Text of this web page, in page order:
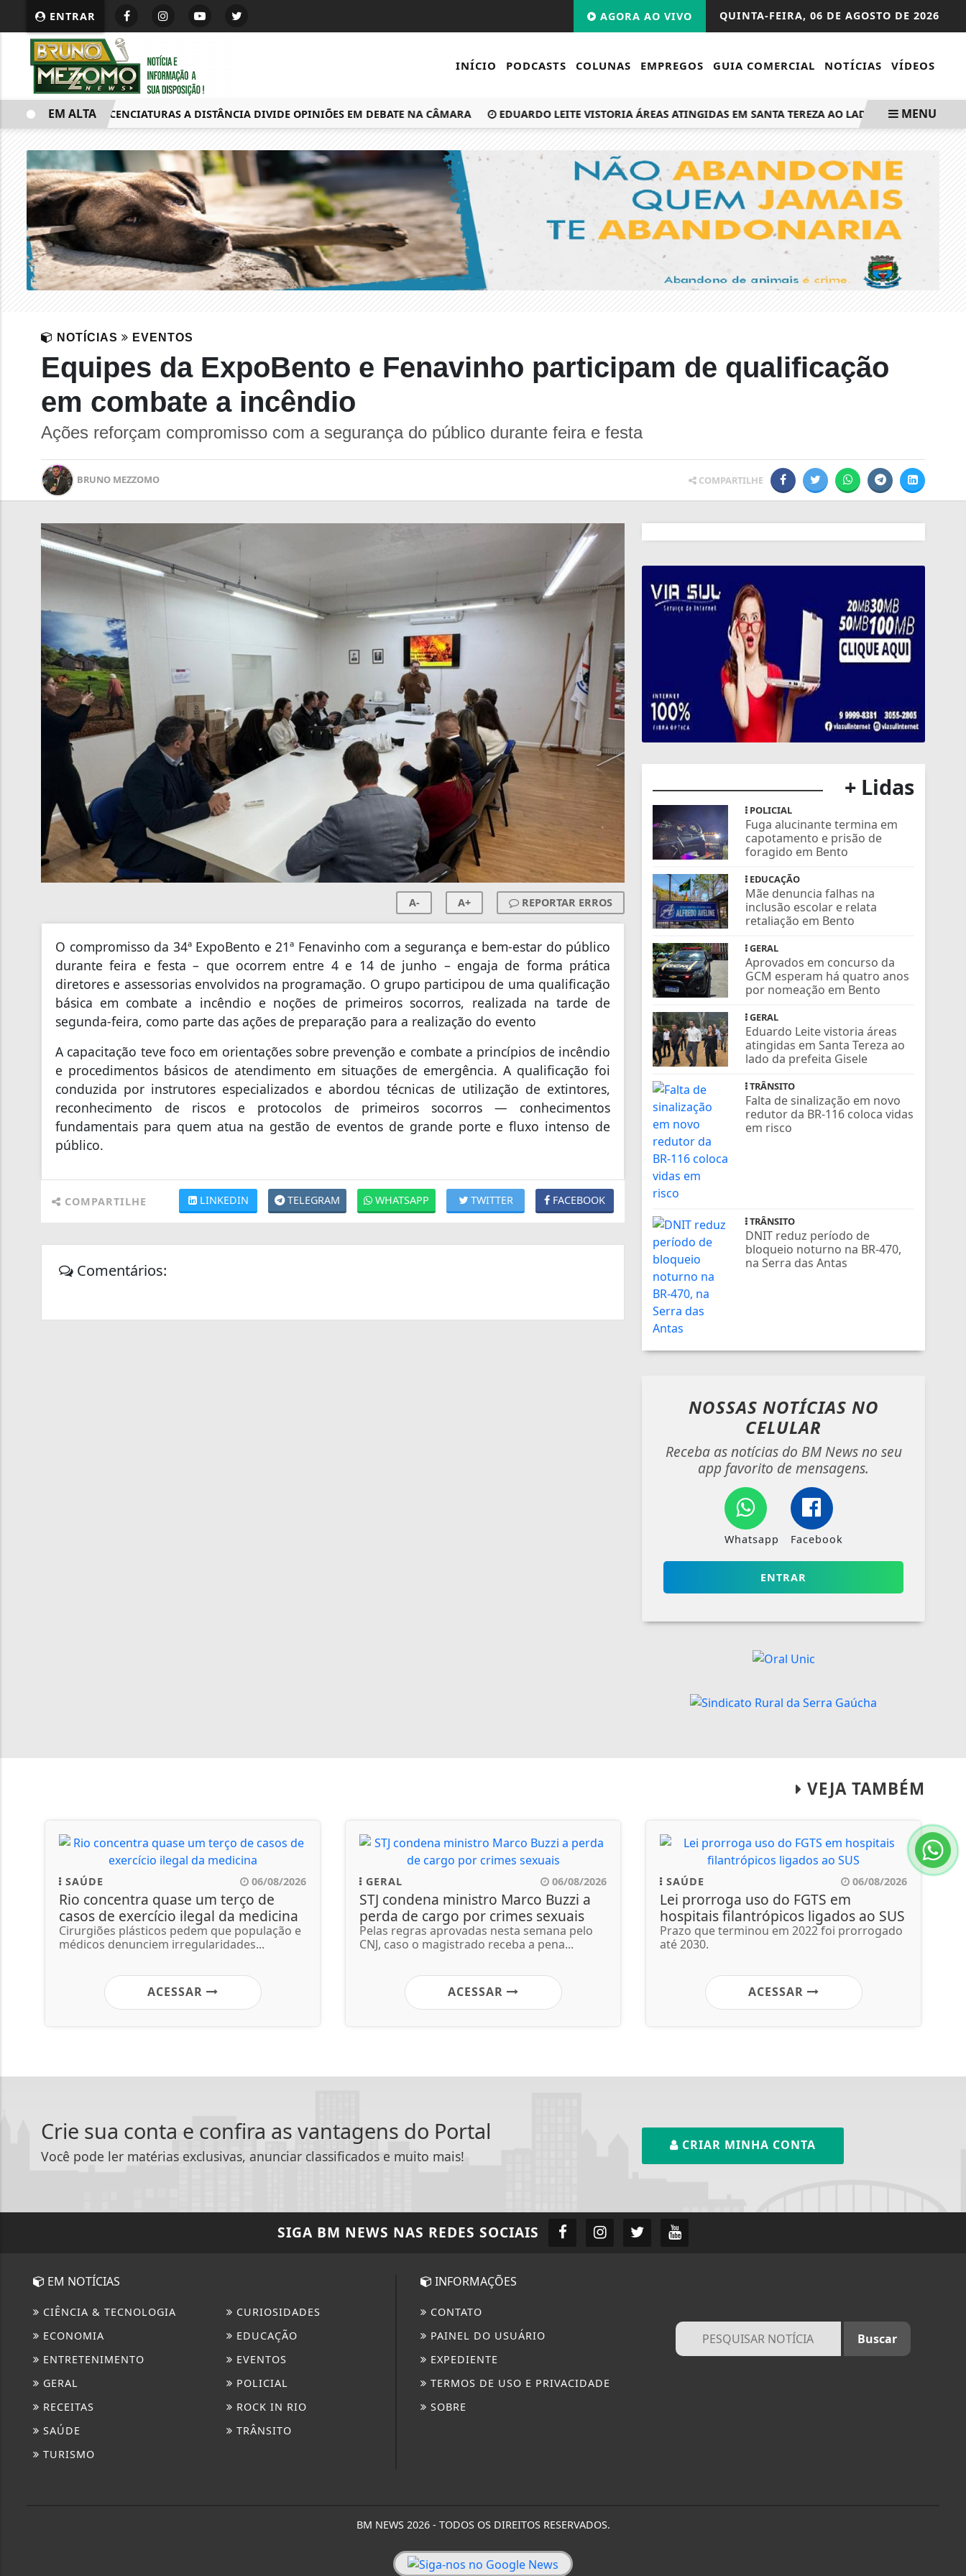
ENTRAR QUINTA-FEIRA, 06 DE AGOSTO DE 2026
AGORA AO VIVO
INÍCIO PODCASTS COLUNAS EMPREGOS GUIA COMERCIAL NOTÍCIAS VÍDEOS
FIM DAS LICENCIATURAS A DISTÂNCIA DIVIDE OPINIÕES EM DEBATE NA CÂMARA EDUARDO LEITE VISTORIA ÁREAS ATINGIDAS EM SANTA TEREZA AO LADO DA PREFEITA GISELE
EM ALTA MENU
NOTÍCIAS EVENTOS
Equipes da ExpoBento e Fenavinho participam de qualificação
em combate a incêndio
Ações reforçam compromisso com a segurança do público durante feira e festa
BRUNO MEZZOMO COMPARTILHE
A- A+ REPORTAR ERROS
O compromisso da 34ª ExpoBento e 21ª Fenavinho com a segurança e bem-estar do público
durante feira e festa – que ocorrem entre 4 e 14 de junho – engaja de forma prática
diretores e assessorias envolvidos na programação. O grupo participou de uma qualificação
básica em combate a incêndio e noções de primeiros socorros, realizada na tarde de
segunda-feira, como parte das ações de preparação para a realização do evento
A capacitação teve foco em orientações sobre prevenção e combate a princípios de incêndio
e procedimentos básicos de atendimento em situações de emergência. A qualificação foi
conduzida por instrutores especializados e abordou técnicas de utilização de extintores,
reconhecimento de riscos e protocolos de primeiros socorros — conhecimentos
fundamentais para quem atua na gestão de eventos de grande porte e fluxo intenso de
público.
COMPARTILHE FACEBOOK
TWITTER
WHATSAPP
TELEGRAM
LINKEDIN
Comentários:
+ Lidas
POLICIAL
Fuga alucinante termina em
capotamento e prisão de
foragido em Bento
EDUCAÇÃO
Mãe denuncia falhas na
inclusão escolar e relata
retaliação em Bento
GERAL
Aprovados em concurso da
GCM esperam há quatro anos
por nomeação em Bento
GERAL
Eduardo Leite vistoria áreas
atingidas em Santa Tereza ao
lado da prefeita Gisele
TRÂNSITO
Falta de sinalização em novo
redutor da BR-116 coloca vidas
em risco
TRÂNSITO
DNIT reduz período de
bloqueio noturno na BR-470,
na Serra das Antas
NOSSAS NOTÍCIAS NO
CELULAR
Receba as notícias do BM News no seu
app favorito de mensagens.
Whatsapp Facebook
ENTRAR
VEJA TAMBÉM
SAÚDE 06/08/2026
Rio concentra quase um terço de
casos de exercício ilegal da medicina
Cirurgiões plásticos pedem que população e
médicos denunciem irregularidades...
ACESSAR
GERAL 06/08/2026
STJ condena ministro Marco Buzzi a
perda de cargo por crimes sexuais
Pelas regras aprovadas nesta semana pelo
CNJ, caso o magistrado receba a pena...
ACESSAR
SAÚDE 06/08/2026
Lei prorroga uso do FGTS em
hospitais filantrópicos ligados ao SUS
Prazo que terminou em 2022 foi prorrogado
até 2030.
ACESSAR
Crie sua conta e confira as vantagens do Portal
Você pode ler matérias exclusivas, anunciar classificados e muito mais!
CRIAR MINHA CONTA
SIGA BM NEWS NAS REDES SOCIAIS
EM NOTÍCIAS
CIÊNCIA & TECNOLOGIA
CURIOSIDADES
ECONOMIA
EDUCAÇÃO
ENTRETENIMENTO
EVENTOS
GERAL
POLICIAL
RECEITAS
ROCK IN RIO
SAÚDE
TRÂNSITO
TURISMO
INFORMAÇÕES
CONTATO
PAINEL DO USUÁRIO
EXPEDIENTE
TERMOS DE USO E PRIVACIDADE
SOBRE
BM NEWS 2026 - TODOS OS DIREITOS RESERVADOS.